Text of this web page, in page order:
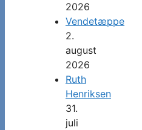
2026
Vendetæppe
2.
august
2026
Ruth
Henriksen
31.
juli